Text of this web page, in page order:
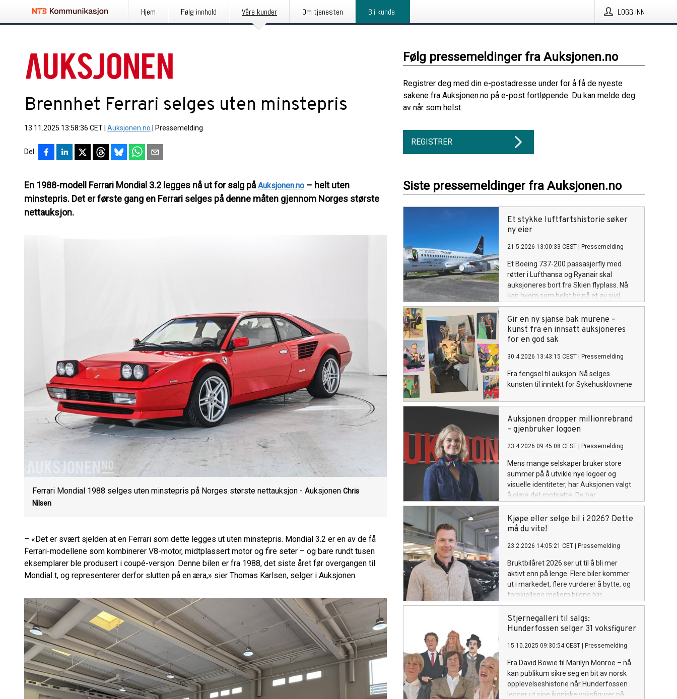
Hjem Følg innhold Våre kunder Om tjenesten Bli kunde LOGG INN
Brennhet Ferrari selges uten minstepris
13.11.2025 13:58:36 CET Auksjonen.no Pressemelding
Del
En 1988-modell Ferrari Mondial 3.2 legges nå ut for salg på Auksjonen.no – helt uten
minstepris. Det er første gang en Ferrari selges på denne måten gjennom Norges største
nettauksjon.
Ferrari Mondial 1988 selges uten minstepris på Norges største nettauksjon - Auksjonen Chris
Nilsen
– «Det er svært sjelden at en Ferrari som dette legges ut uten minstepris. Mondial 3.2 er en av de få
Ferrari-modellene som kombinerer V8-motor, midtplassert motor og fire seter – og bare rundt tusen
eksemplarer ble produsert i coupé-versjon. Denne bilen er fra 1988, det siste året før overgangen til
Mondial t, og representerer derfor slutten på en æra,» sier Thomas Karlsen, selger i Auksjonen.
Følg pressemeldinger fra Auksjonen.no
Registrer deg med din e-postadresse under for å få de nyeste
sakene fra Auksjonen.no på e-post fortløpende. Du kan melde deg
av når som helst.
REGISTRER
Siste pressemeldinger fra Auksjonen.no
Et stykke luftfartshistorie søker
ny eier
21.5.2026 13:00:33 CEST Pressemelding
Et Boeing 737-200 passasjerfly med
røtter i Lufthansa og Ryanair skal
auksjoneres bort fra Skien flyplass. Nå
kan hvem som helst by på et av sivil
luftfarts mest ikoniske fly.
Gir en ny sjanse bak murene –
kunst fra en innsatt auksjoneres
for en god sak
30.4.2026 13:43:15 CEST Pressemelding
Fra fengsel til auksjon: Nå selges
kunsten til inntekt for Sykehusklovnene
Auksjonen dropper millionrebrand
– gjenbruker logoen
23.4.2026 09:45:08 CEST Pressemelding
Mens mange selskaper bruker store
summer på å utvikle nye logoer og
visuelle identiteter, har Auksjonen valgt
å gjøre det motsatte: De har
gjennomført en rebranding – uten å
bytte logo.
Kjøpe eller selge bil i 2026? Dette
må du vite!
23.2.2026 14:05:21 CET Pressemelding
Bruktbilåret 2026 ser ut til å bli mer
aktivt enn på lenge. Flere biler kommer
ut i markedet, flere vurderer å bytte, og
forskjellene mellom bilene blir
tydeligere. – Vi ser tegn til at 2026 blir
et volumår, men også et mer selektivt år.
Kampanjer på nye elbiler bidrar til
solgte 10.600 biler gjennom plattformen
vår i 2025, gir det oss et bredt bilde av
hvordan markedet utvikler seg, sier
Magnus Guldvog, salgsdirektør
(Head of Sales) i Auksjonen.
Stjernegalleri til salgs:
Hunderfossen selger 31 voksfigurer
15.10.2025 09:30:54 CEST Pressemelding
Fra David Bowie til Marilyn Monroe – nå
kan publikum sikre seg en bit av norsk
opplevelses­historie når Hunderfossen
legger ut sine ikoniske voksfigurer på